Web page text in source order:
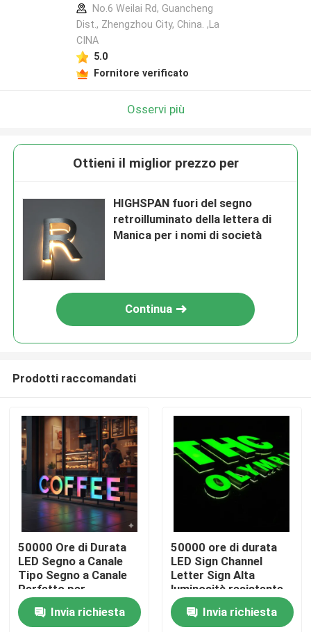
Casa
Prodotti
Circa noi
No.6 Weilai Rd, Guancheng
Dist., Zhengzhou City, China. ,La
CINA
5.0
Fornitore verificato
Osservi più
Ottieni il miglior prezzo per
HIGHSPAN fuori del segno
retroilluminato della lettera di
Manica per i nomi di società
Continua
Prodotti raccomandati
50000 Ore di Durata
LED Segno a Canale
Tipo Segno a Canale
Perfetto per
Pubblicità al Dettaglio
e Soluzioni di
Invia richiesta
50000 ore di durata
LED Sign Channel
Letter Sign Alta
luminosità resistente
alle intemperie Display
pubblicitarioInvia richiesta